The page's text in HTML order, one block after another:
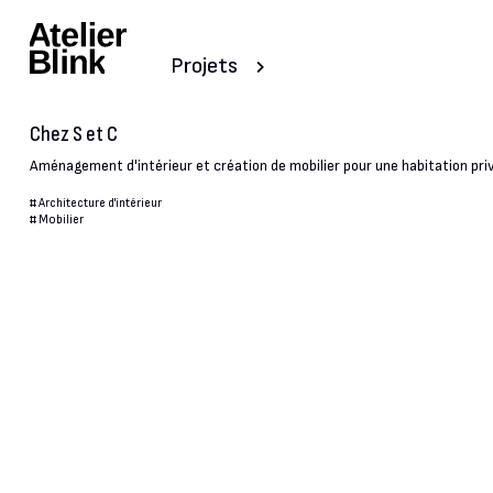
Projets
Chez S et C
Aménagement d'intérieur et création de mobilier pour une habitation
#Architecture d'intérieur
# Mobilier